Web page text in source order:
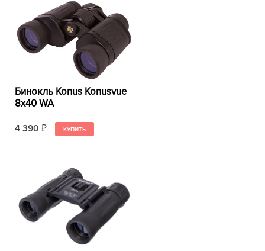
Бинокль Konus Konusvue
8x40 WA
4 390 ₽